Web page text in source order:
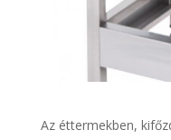
Az éttermekben,